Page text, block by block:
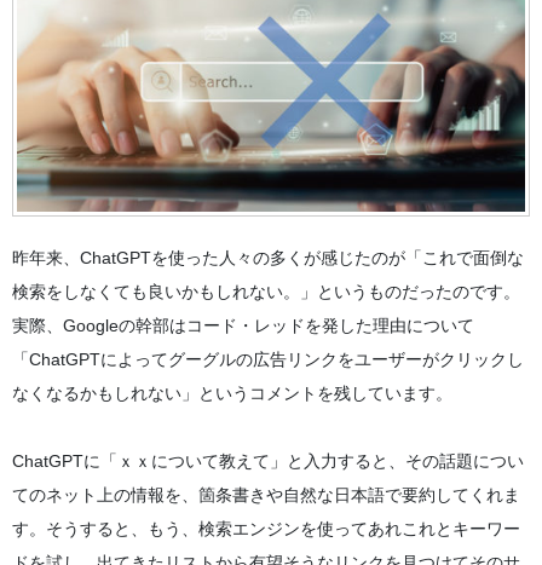
昨年来、ChatGPTを使った人々の多くが感じたのが「これで面倒な
検索をしなくても良いかもしれない。」というものだったのです。
実際、Googleの幹部はコード・レッドを発した理由について
「ChatGPTによってグーグルの広告リンクをユーザーがクリックし
なくなるかもしれない」というコメントを残しています。
ChatGPTに「ｘｘについて教えて」と入力すると、その話題につい
てのネット上の情報を、箇条書きや自然な日本語で要約してくれま
す。そうすると、もう、検索エンジンを使ってあれこれとキーワー